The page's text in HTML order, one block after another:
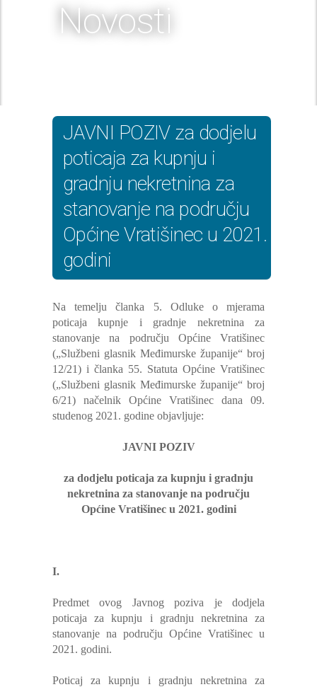
Novosti
JAVNI POZIV za dodjelu
poticaja za kupnju i
gradnju nekretnina za
stanovanje na području
Općine Vratišinec u 2021.
godini
Na temelju članka 5. Odluke o mjerama
poticaja kupnje i gradnje nekretnina za
stanovanje na području Općine Vratišinec
(„Službeni glasnik Međimurske županije“ broj
12/21) i članka 55. Statuta Općine Vratišinec
(„Službeni glasnik Međimurske županije“ broj
6/21) načelnik Općine Vratišinec dana 09.
studenog 2021. godine objavljuje:
JAVNI POZIV
za dodjelu poticaja za kupnju i gradnju
nekretnina za stanovanje na području
Općine Vratišinec u 2021. godini
I.
Predmet ovog Javnog poziva je dodjela
poticaja za kupnju i gradnju nekretnina za
stanovanje na području Općine Vratišinec u
2021. godini.
Poticaj za kupnju i gradnju nekretnina za